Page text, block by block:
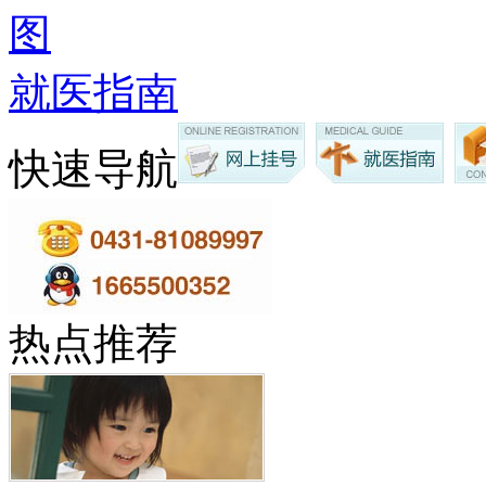
图
就医指南
快速导航
热点推荐